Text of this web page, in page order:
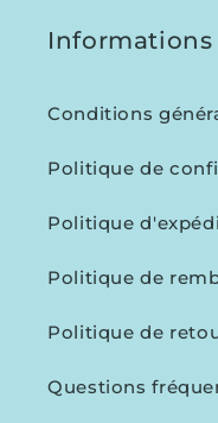
Informations
Conditions
Politique de
Politique
Politique de
Politique de
Questions